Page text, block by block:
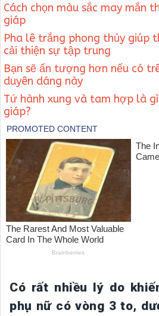
Cách chọn màu sắc may mắn
giáp
Pha lê trắng phong thủy giúp
cải thiện sự tập trung
Bạn sẽ ấn tượng hơn nếu có
duyên dáng này
Tứ hành xung và tam hợp là
giáp?
Có rất nhiều lý do
phụ nữ có vòng 3 to,